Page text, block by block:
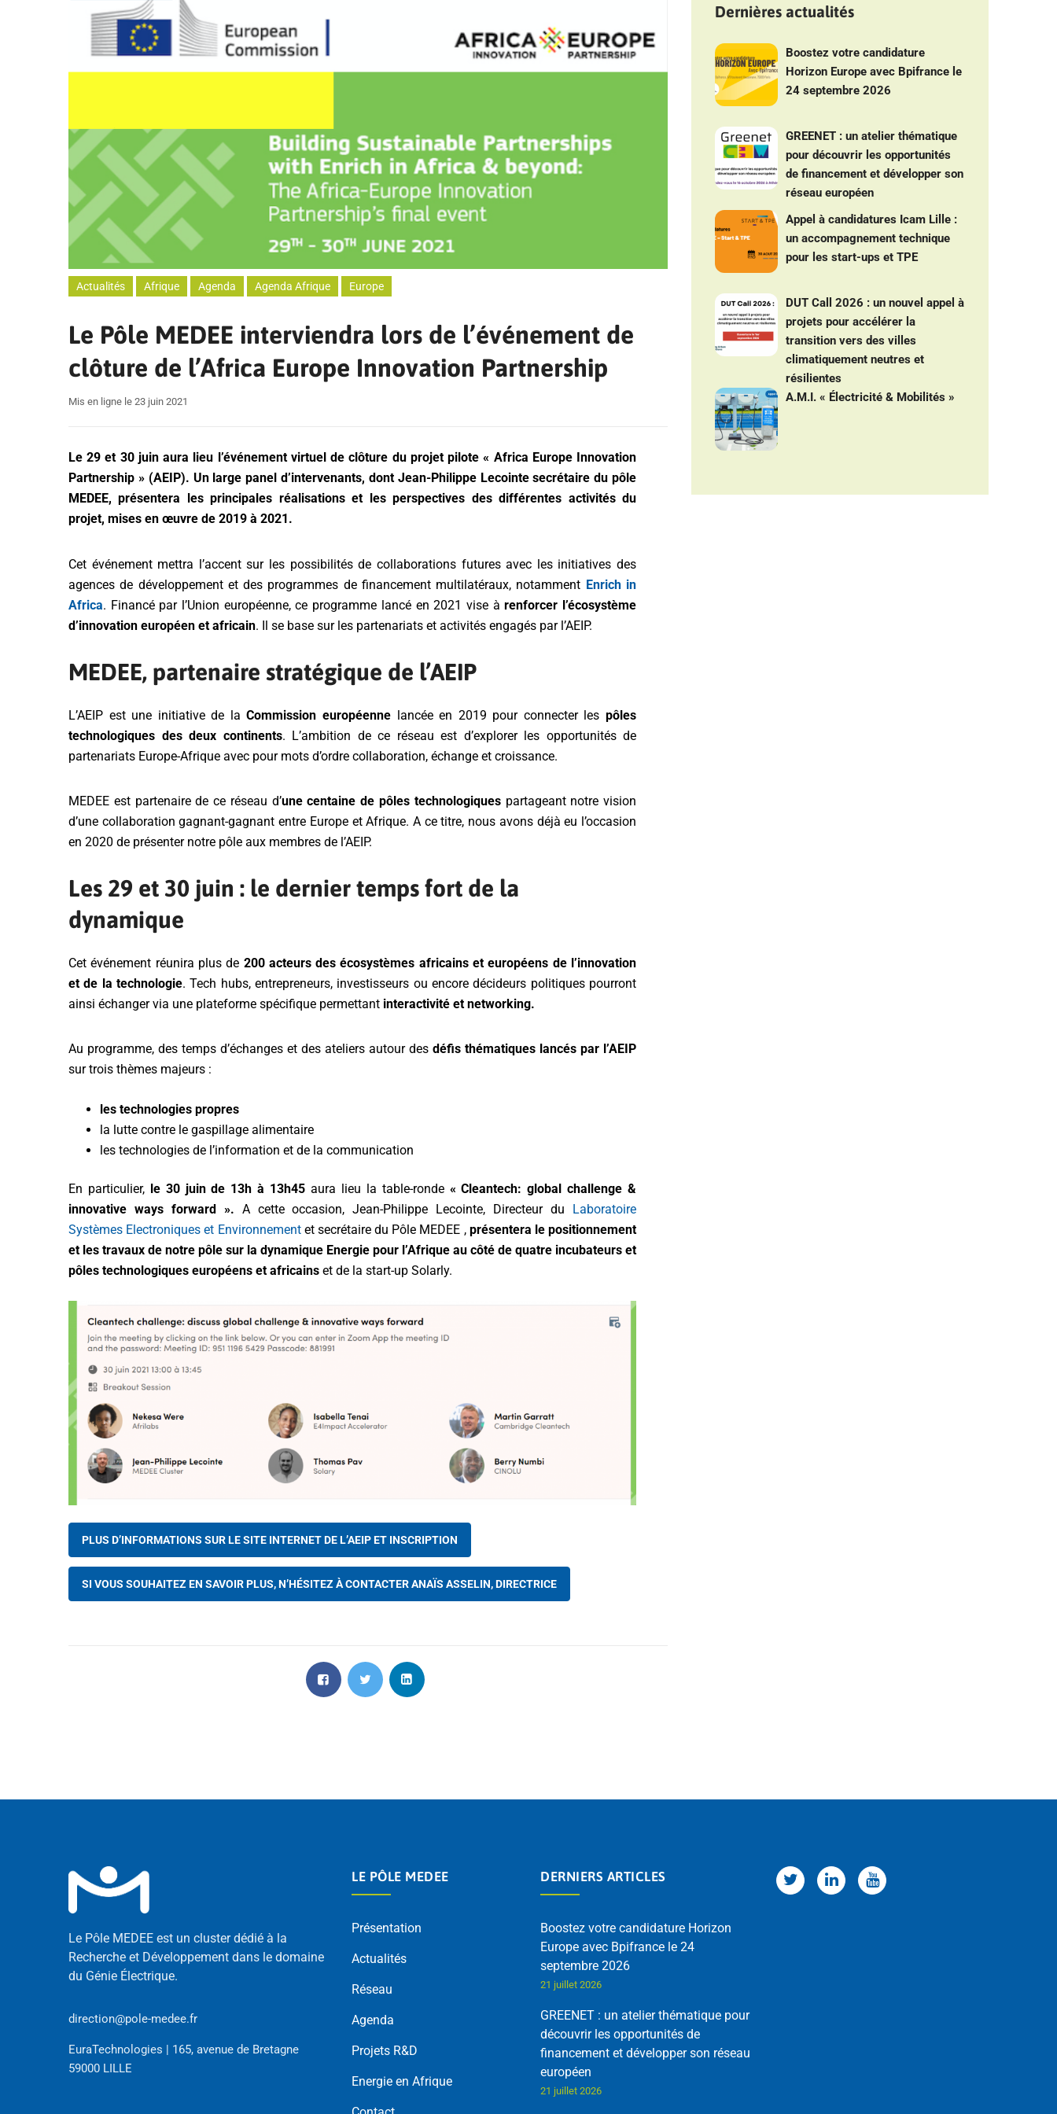
Actualités Afrique Agenda Agenda Afrique Europe
Le Pôle MEDEE interviendra lors de l’événement de
clôture de l’Africa Europe Innovation Partnership
Mis en ligne le 23 juin 2021
Le 29 et 30 juin aura lieu l’événement virtuel de clôture du projet pilote « Africa Europe Innovation
Partnership » (AEIP). Un large panel d’intervenants, dont Jean-Philippe Lecointe secrétaire du pôle
MEDEE, présentera les principales réalisations et les perspectives des différentes activités du
projet, mises en œuvre de 2019 à 2021.
Cet événement mettra l’accent sur les possibilités de collaborations futures avec les initiatives des
agences de développement et des programmes de financement multilatéraux, notamment Enrich in
Africa. Financé par l’Union européenne, ce programme lancé en 2021 vise àrenforcer l’écosystème
d’innovation européen et africain. Il se base sur les partenariats et activités engagés par l’AEIP.
MEDEE, partenaire stratégique de l’AEIP
L’AEIP est une initiative de laCommission européenne lancée en 2019 pour connecter lespôles
technologiques des deux continents. L’ambition de ce réseau est d’explorer les opportunités de
partenariats Europe-Afrique avec pour mots d’ordre collaboration, échange et croissance.
MEDEE est partenaire de ce réseau d’une centaine de pôles technologiques partageant notre vision
d’une collaboration gagnant-gagnant entre Europe et Afrique. A ce titre, nous avons déjà eu l’occasion
en 2020 de présenter notre pôle aux membres de l’AEIP.
Les 29 et 30 juin : le dernier temps fort de la
dynamique
Cet événement réunira plus de 200 acteurs des écosystèmes africains et européens de l’innovation
et de la technologie. Tech hubs, entrepreneurs, investisseurs ou encore décideurs politiques pourront
ainsi échanger via une plateforme spécifique permettant interactivité et networking.
Au programme, des temps d’échanges et des ateliers autour des défis thématiques lancés par l’AEIP
sur trois thèmes majeurs :
les technologies propres
la lutte contre le gaspillage alimentaire
les technologies de l’information et de la communication
En particulier,le 30 juin de 13h à 13h45 aura lieu la table-ronde « Cleantech: global challenge &
innovative ways forward ». A cette occasion, Jean-Philippe Lecointe, Directeur du Laboratoire
Systèmes Electroniques et Environnement et secrétaire du Pôle MEDEE ,présentera le positionnement
et les travaux de notre pôle sur la dynamique Energie pour l’Afrique au côté de quatre incubateurs et
pôles technologiques européens et africains et de la start-up Solarly.
PLUS D’INFORMATIONS SUR LE SITE INTERNET DE L’AEIP ET INSCRIPTION
SI VOUS SOUHAITEZ EN SAVOIR PLUS, N’HÉSITEZ À CONTACTER ANAÏS ASSELIN, DIRECTRICE
Dernières actualités
Boostez votre candidature
Horizon Europe avec Bpifrance le
24 septembre 2026
GREENET : un atelier thématique
pour découvrir les opportunités
de financement et développer son
réseau européen
Appel à candidatures Icam Lille :
un accompagnement technique
pour les start-ups et TPE
DUT Call 2026 : un nouvel appel à
projets pour accélérer la
transition vers des villes
climatiquement neutres et
résilientes
A.M.I. « Électricité & Mobilités »
Le Pôle MEDEE est un cluster dédié à la
Recherche et Développement dans le domaine
du Génie Électrique.
direction@pole-medee.fr
EuraTechnologies | 165, avenue de Bretagne
59000 LILLE
LE PÔLE MEDEE
Présentation
Actualités
Réseau
Agenda
Projets R&D
Energie en Afrique
DERNIERS ARTICLES
Boostez votre candidature Horizon
Europe avec Bpifrance le 24
septembre 2026
21 juillet 2026
GREENET : un atelier thématique pour
découvrir les opportunités de
financement et développer son réseau
européen
21 juillet 2026